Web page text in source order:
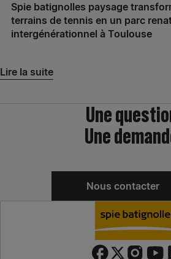
Spie batignolles paysage
terrains de tennis en un parc
intergénérationnel à Toulouse
Lire la suite
Une
Une
Nous contacter